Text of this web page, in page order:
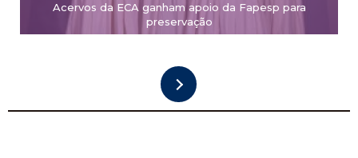
Acervos da ECA ganham apoio da Fapesp para
preservação